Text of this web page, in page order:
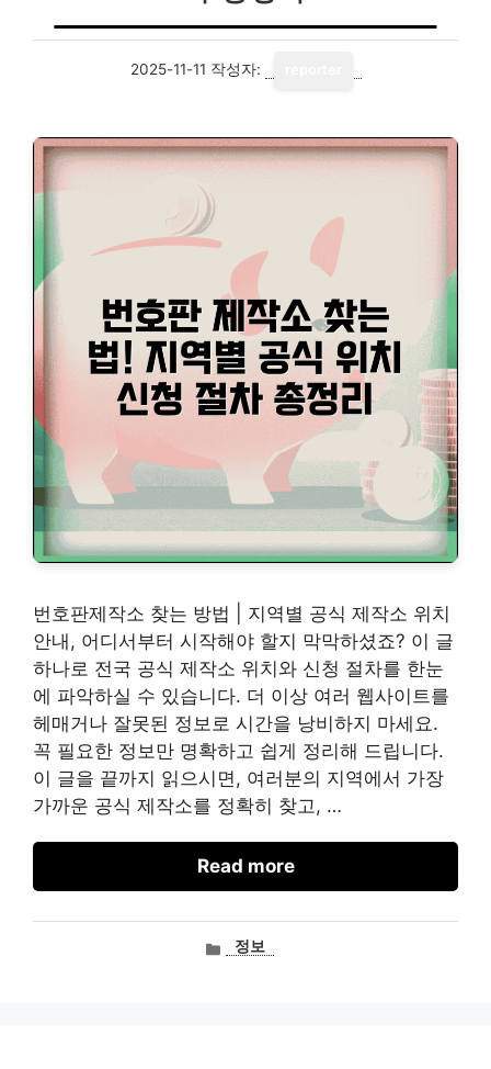
2025-11-11 작성자:
번호판제작소 찾는 방법 | 지역별 공식 제작소 위치
안내, 어디서부터 시작해야 할지 막막하셨죠? 이 글
하나로 전국 공식 제작소 위치와 신청 절차를 한눈
에 파악하실 수 있습니다. 더 이상 여러 웹사이트를
헤매거나 잘못된 정보로 시간을 낭비하지 마세요.
꼭 필요한 정보만 명확하고 쉽게 정리해 드립니다.
이 글을 끝까지 읽으시면, 여러분의 지역에서 가장
가까운 공식 제작소를 정확히 찾고, …
Read more
카정보